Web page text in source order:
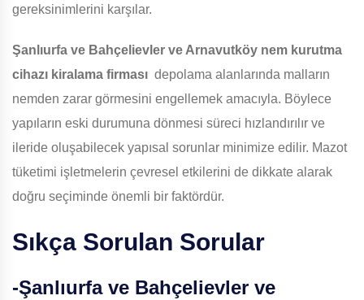
gereksinimlerini karşılar.
Şanlıurfa ve Bahçelievler ve Arnavutköy nem kurutma
cihazı kiralama firması depolama alanlarında malların
nemden zarar görmesini engellemek amacıyla. Böylece
yapıların eski durumuna dönmesi süreci hızlandırılır ve
ileride oluşabilecek yapısal sorunlar minimize edilir. Mazot
tüketimi işletmelerin çevresel etkilerini de dikkate alarak
doğru seçiminde önemli bir faktördür.
Sıkça Sorulan Sorular
-Şanlıurfa ve Bahçelievler ve